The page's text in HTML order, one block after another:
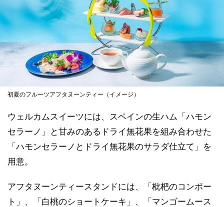
初夏のフルーツアフタヌーンティー（イメージ）
ウェルカムスイーツには、スペインの生ハム「ハモン
セラーノ」と甘みのあるドライ無花果を組み合わせた
「ハモンセラーノとドライ無花果のサラダ仕立て」を
用意。
アフタヌーンティースタンドには、「枇杷のコンポー
ト」、「白桃のショートケーキ」、「マンゴームース